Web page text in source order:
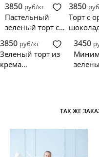
3850 руб/кг
Пастельный
зеленый торт с
золотыми
шариками
3850
Торт с
3850 руб/кг
Зеленый торт из
крема
3450
ТАК ЖЕ